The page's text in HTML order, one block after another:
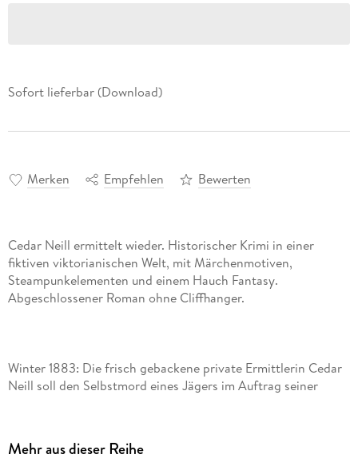
Sofort lieferbar (Download)
Merken Empfehlen Bewerten
Cedar Neill ermittelt wieder. Historischer Krimi in einer
fiktiven viktorianischen Welt, mit Märchenmotiven,
Steampunkelementen und einem Hauch Fantasy.
Winter 1883: Die frisch gebackene private Ermittlerin Cedar
Neill soll den Selbstmord eines Jägers im Auftrag seiner
Mehr aus dieser Reihe